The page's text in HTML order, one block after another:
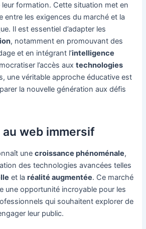
leur formation. Cette situation met en
entre les exigences du marché et la
Il est essentiel d’adapter les
, notamment en promouvant des
et en intégrant l’intelligence
l’accès auxtechnologies
une véritable approche éducative est
la nouvelle génération aux défis
web immersif
unecroissance phénoménale,
des technologies avancées telles
et laréalité augmentée. Ce marché
une opportunité incroyable pour les
qui souhaitent explorer de
leur public.